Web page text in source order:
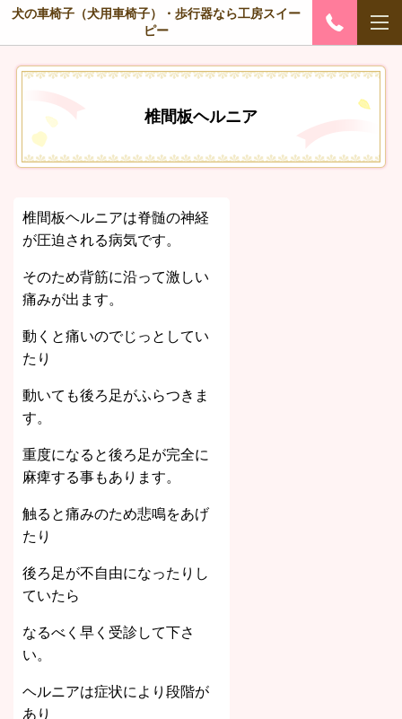
犬の車椅子（犬用車椅子）・歩行器なら工房スイー
ピー
椎間板ヘルニア
椎間板ヘルニアは脊髄の神経
が圧迫される病気です。
そのため背筋に沿って激しい
痛みが出ます。
動くと痛いのでじっとしてい
たり
動いても後ろ足がふらつきま
す。
重度になると後ろ足が完全に
麻痺する事もあります。
触ると痛みのため悲鳴をあげ
たり
後ろ足が不自由になったりし
ていたら
なるべく早く受診して下さ
い。
ヘルニアは症状により段階が
あり